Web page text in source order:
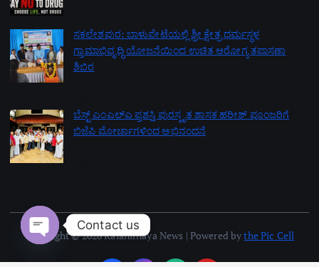
ಸಕಲೇಶಪುರ: ಬಾಳುಪೇಟೆಯಲ್ಲಿ ಶ್ರೀ ಕ್ಷೇತ್ರ ಧರ್ಮಸ್ಥಳ
ಗ್ರಾಮಾಭಿವೃದ್ಧಿ ಯೋಜನೆಯಿಂದ ಉಚಿತ ಆರೋಗ್ಯ ತಪಾಸಣಾ
ಶಿಬಿರ
ಬೆಸ್ಟ್ ಎಂಎಲ್ಎ ಪ್ರಶಸ್ತಿ ಪುರಸ್ಕೃತ ಶಾಸಕ ಹರೀಶ್ ಪೂಂಜರಿಗೆ
ಬಿಜೆಪಿ ಮೋರ್ಚಾಗಳಿಂದ ಅಭಿನಂದನೆ
Copyright © 2026 Kalanirnaya News | Powered bythe Pic Cell
Contact us